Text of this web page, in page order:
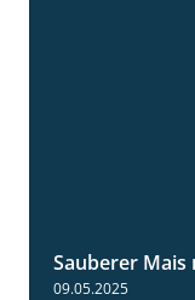
Sauberer Mais
09.05.2025